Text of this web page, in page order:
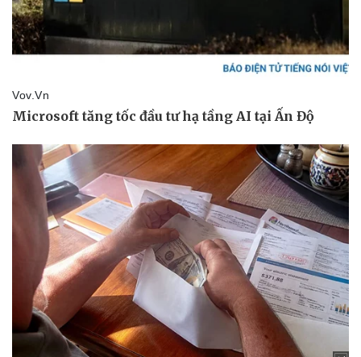
Pháp luật
Vụ án
Tin nóng
Tư vấn luật
Quân sự - Quốc phòng
Vũ khí
Việt Nam
Phân tích